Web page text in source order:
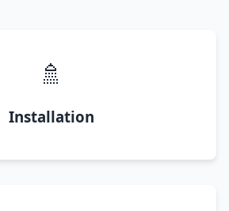
🚿
Installation